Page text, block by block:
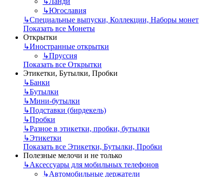
↳Югославия
↳Специальные выпуски, Коллекции, Наборы монет
Показать все Монеты
Открытки
↳Иностранные открытки
↳Пруссия
Показать все Открытки
Этикетки, Бутылки, Пробки
↳Банки
↳Бутылки
↳Мини-бутылки
↳Подставки (бирдекель)
↳Пробки
↳Разное в этикетки, пробки, бутылки
↳Этикетки
Показать все Этикетки, Бутылки, Пробки
Полезные мелочи и не только
↳Аксессуары для мобильных телефонов
↳Автомобильные держатели